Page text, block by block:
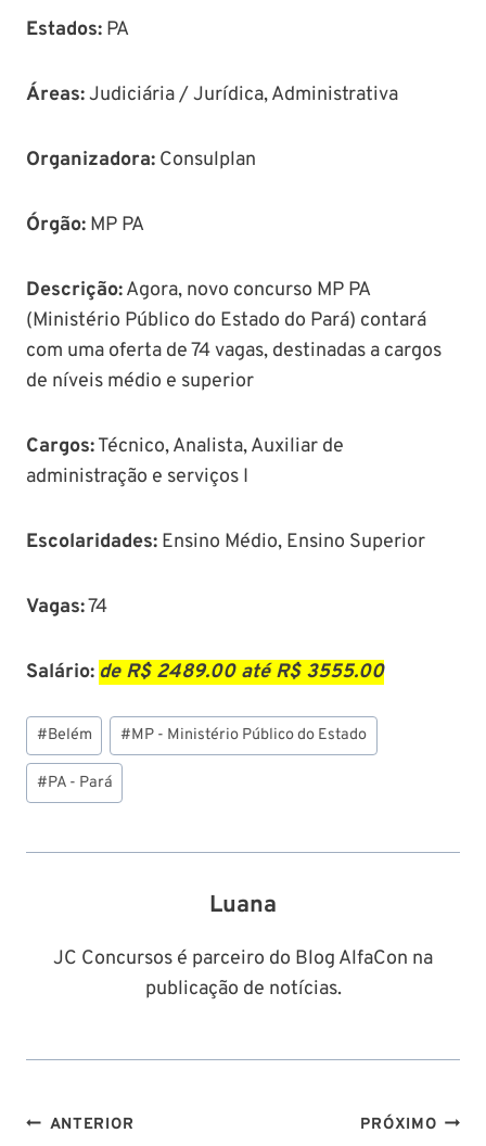
Estados: PA
Áreas:Judiciária / Jurídica, Administrativa
Organizadora: Consulplan
Órgão: MP PA
Descrição:Agora, novo concurso MP PA
(Ministério Público do Estado do Pará) contará
com uma oferta de 74 vagas, destinadas a cargos
de níveis médio e superior
Cargos:Técnico, Analista, Auxiliar de
administração e serviços I
Escolaridades: Ensino Médio, Ensino Superior
Vagas:74
Salário: de R$ 2489.00 até R$ 3555.00
Tags
do
Post:
#Belém #MP - Ministério Público do Estado
#PA - Pará
Luana
JC Concursos é parceiro do Blog AlfaCon na
publicação de notícias.
Navegação
ANTERIOR PRÓXIMO